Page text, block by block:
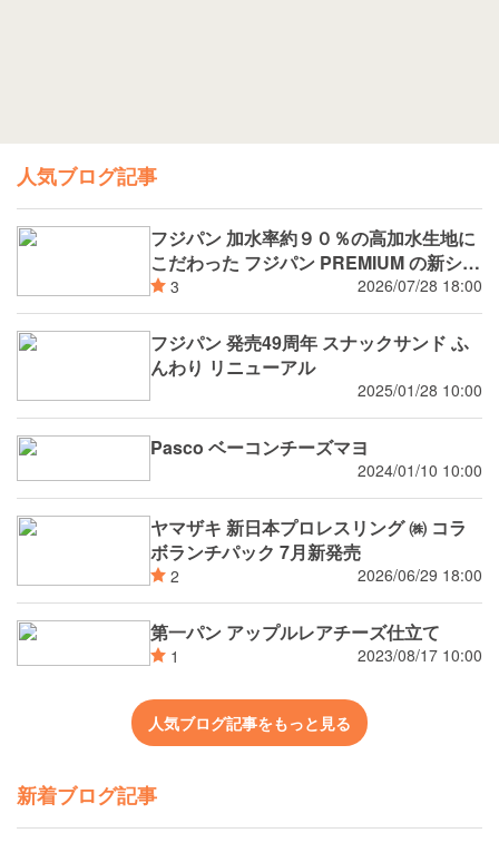
人気ブログ記事
フジパン 加水率約９０％の高加水生地に
こだわった フジパン PREMIUM の新シリ
ーズ 潤rich（うるおいりっち）うるおい
サンド ブルーベリー 8月新発売
3 2026/07/28 18:00
フジパン 発売49周年 スナックサンド ふ
んわり リニューアル
2025/01/28 10:00
Pasco ベーコンチーズマヨ
2024/01/10 10:00
ヤマザキ 新日本プロレスリング ㈱ コラ
ボランチパック 7月新発売
2 2026/06/29 18:00
第一パン アップルレアチーズ仕立て
1 2023/08/17 10:00
人気ブログ記事をもっと見る
新着ブログ記事